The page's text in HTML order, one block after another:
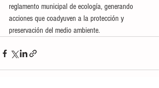
reglamento municipal de ecología, generando
acciones que coadyuven a la protección y
preservación del medio ambiente.